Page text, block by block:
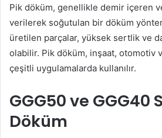
Pik döküm, genellikle demir içeren
verilerek soğutulan bir döküm
üretilen parçalar, yüksek sertlik ve
olabilir. Pik döküm, inşaat, otomotiv
çeşitli uygulamalarda kullanılır.
GGG50 ve GGG40
Döküm